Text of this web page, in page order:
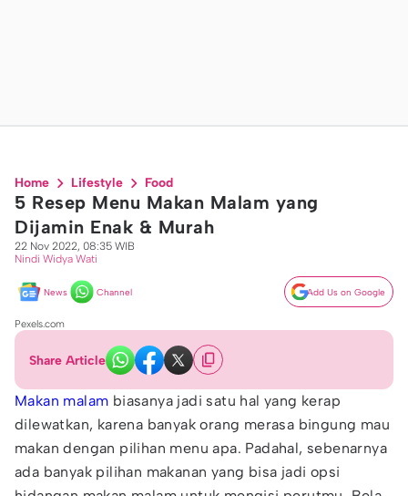
Home Lifestyle Food
5 Resep Menu Makan Malam yang
Dijamin Enak & Murah
22 Nov 2022, 08:35 WIB
Nindi Widya Wati
News Channel Add Us on Google
Pexels.com
Share Article
Makan malam biasanya jadi satu hal yang kerap
dilewatkan, karena banyak orang merasa bingung mau
makan dengan pilihan menu apa. Padahal, sebenarnya
ada banyak pilihan makanan yang bisa jadi opsi